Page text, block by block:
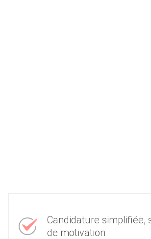
Candidature simplifiée,
de motivation